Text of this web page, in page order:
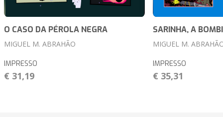
O CASO DA PÉROLA NEGRA
MIGUEL M. ABRAHÃO
IMPRESSO
€ 31,19
SARINHA, A
MIGUEL M.
IMPRESSO
€ 35,31